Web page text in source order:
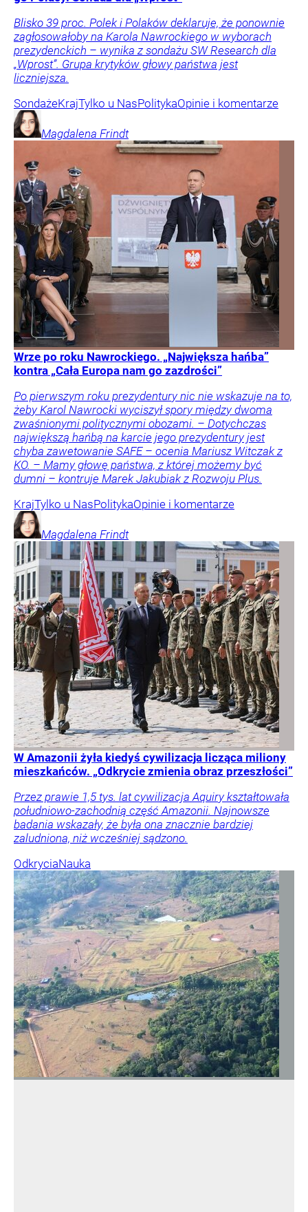
Blisko 39 proc. Polek i Polaków deklaruje, że ponownie
zagłosowałoby na Karola Nawrockiego w wyborach
prezydenckich – wynika z sondażu SW Research dla
„Wprost”. Grupa krytyków głowy państwa jest
liczniejsza.
SondażeKrajTylko u NasPolitykaOpinie i komentarze
Magdalena Frindt
Wrze po roku Nawrockiego. „Największa hańba”
kontra „Cała Europa nam go zazdrości”
Po pierwszym roku prezydentury nic nie wskazuje na to,
żeby Karol Nawrocki wyciszył spory między dwoma
zwaśnionymi politycznymi obozami. – Dotychczas
największą hańbą na karcie jego prezydentury jest
chyba zawetowanie SAFE – ocenia Mariusz Witczak z
KO. – Mamy głowę państwa, z której możemy być
dumni – kontruje Marek Jakubiak z Rozwoju Plus.
KrajTylko u NasPolitykaOpinie i komentarze
Magdalena Frindt
W Amazonii żyła kiedyś cywilizacja licząca miliony
mieszkańców. „Odkrycie zmienia obraz przeszłości”
Przez prawie 1,5 tys. lat cywilizacja Aquiry kształtowała
południowo-zachodnią część Amazonii. Najnowsze
badania wskazały, że była ona znacznie bardziej
zaludniona, niż wcześniej sądzono.
OdkryciaNauka